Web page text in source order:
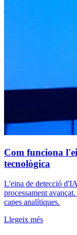
Com funciona
tecnològica
L'eina de detecció
processament
capes analítiques.
Llegeix més